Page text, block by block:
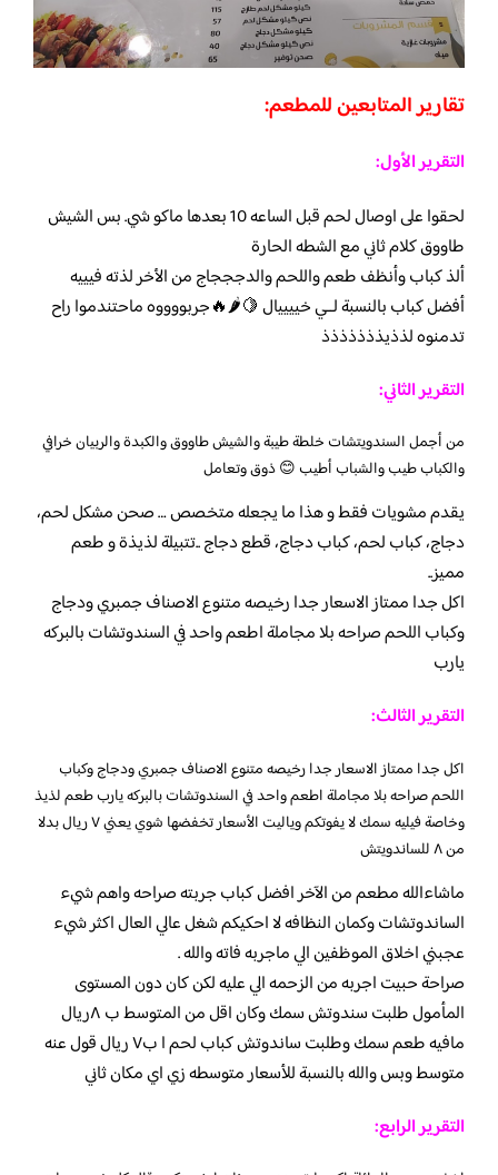
تقارير المتابعين للمطعم:
التقرير الأول:
لحقوا على اوصال لحم قبل الساعه 10 بعدها ماكو شي. بس الشيش
طاووق كلام ثاني مع الشطه الحارة
ألذ كباب وأنظف طعم واللحم والدجججاج من الأخر لذته فيييه
أفضل كباب بالنسبة لــي خييييال 🍋🌶🔥جربووووه ماحتندموا راح
تدمنوه لذذيذذذذذذذ
التقرير الثاني:
من أجمل السندويتشات خلطة طيبة والشيش طاووق والكبدة والربيان خرافي
والكباب طيب والشباب أطيب 😊 ذوق وتعامل
يقدم مشويات فقط و هذا ما يجعله متخصص … صحن مشكل لحم،
دجاج، كباب لحم، كباب دجاج، قطع دجاج ..تتبيلة لذيذة و طعم
مميز..
اكل جدا ممتاز الاسعار جدا رخيصه متنوع الاصناف جمبري ودجاج
وكباب اللحم صراحه بلا مجاملة اطعم واحد في السندوتشات بالبركه
يارب
التقرير الثالث:
اكل جدا ممتاز الاسعار جدا رخيصه متنوع الاصناف جمبري ودجاج وكباب
اللحم صراحه بلا مجاملة اطعم واحد في السندوتشات بالبركه يارب طعم لذيذ
وخاصة فيليه سمك لا يفوتكم وياليت الأسعار تخفضها شوي يعني ٧ ريال بدلا
من ٨ للساندويتش
ماشاءالله مطعم من الآخر افضل كباب جربته صراحه واهم شيء
الساندوتشات وكمان النظافه لا احكيكم شغل عالي العال اكثر شيء
عجبني اخلاق الموظفين الي ماجربه فاته والله .
صراحة حبيت اجربه من الزحمه الي عليه لكن كان دون المستوى
المأمول طلبت سندوتش سمك وكان اقل من المتوسط ب ٨ريال
مافيه طعم سمك وطلبت ساندوتش كباب لحم ا ب٧ ريال قول عنه
متوسط وبس والله بالنسبة للأسعار متوسطه زي اي مكان ثاني
التقرير الرابع: